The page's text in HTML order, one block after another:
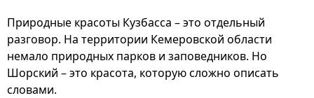
Природные красоты Кузбасса – это отдельный
разговор. На территории Кемеровской области
немало природных парков и заповедников. Но
Шорский – это красота, которую сложно описать
словами.